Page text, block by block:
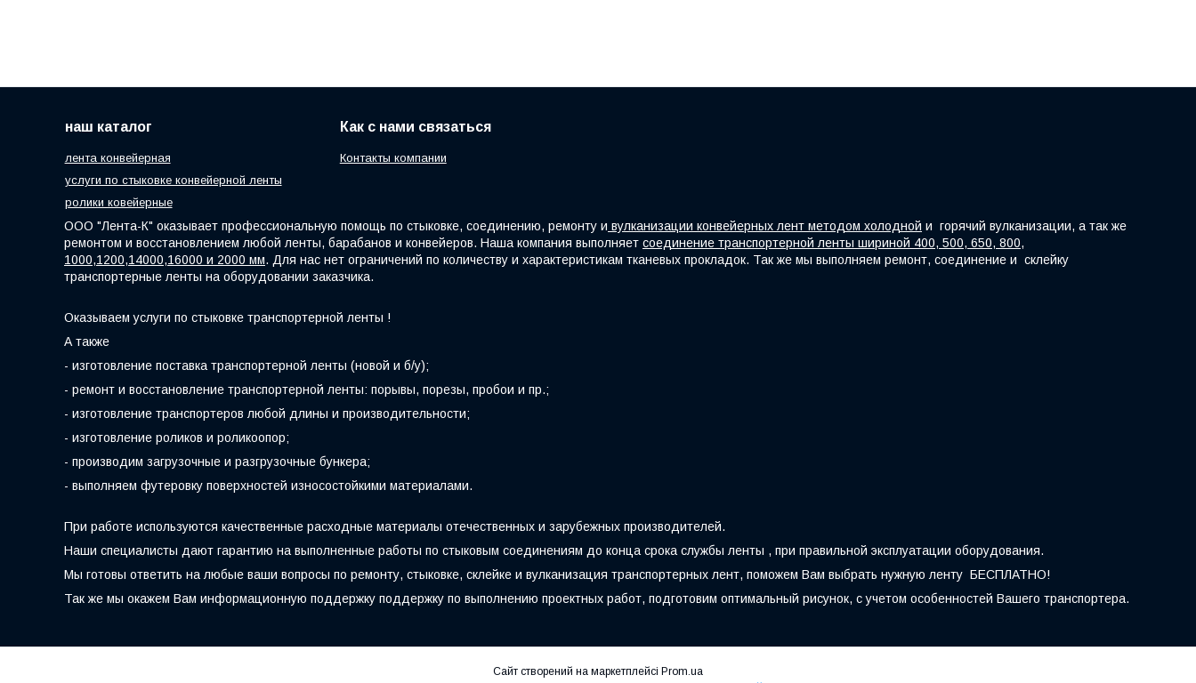
наш каталог
лента конвейерная
услуги по стыковке конвейерной ленты
ролики ковейерные
Как с нами связаться
Контакты компании
ООО "Лента-К" оказывает профессиональную помощь по стыковке, соединению, ремонту и вулканизации конвейерных лент методом холодной и горячий вулканизации, а так же
ремонтом и восстановлением любой ленты, барабанов и конвейеров. Наша компания выполняет соединение транспортерной ленты шириной 400, 500, 650, 800,
1000,1200,14000,16000 и 2000 мм. Для нас нет ограничений по количеству и характеристикам тканевых прокладок. Так же мы выполняем ремонт, соединение и склейку
транспортерные ленты на оборудовании заказчика.
Оказываем услуги по стыковке транспортерной ленты !
А также
- изготовление поставка транспортерной ленты (новой и б/у);
- ремонт и восстановление транспортерной ленты: порывы, порезы, пробои и пр.;
- изготовление транспортеров любой длины и производительности;
- изготовление роликов и роликоопор;
- производим загрузочные и разгрузочные бункера;
- выполняем футеровку поверхностей износостойкими материалами.
При работе используются качественные расходные материалы отечественных и зарубежных производителей.
Наши специалисты дают гарантию на выполненные работы по стыковым соединениям до конца срока службы ленты , при правильной эксплуатации оборудования.
Мы готовы ответить на любые ваши вопросы по ремонту, стыковке, склейке и вулканизация транспортерных лент, поможем Вам выбрать нужную ленту БЕСПЛАТНО!
Так же мы окажем Вам информационную поддержку поддержку по выполнению проектных работ, подготовим оптимальный рисунок, с учетом особенностей Вашего транспортера.
Сайт створений на маркетплейсі Prom.ua